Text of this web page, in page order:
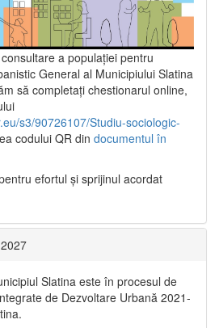
a populaţiei pentru
General al Municipiului Slatina
să completați chestionarul online,
s3/90726107/Studiu-sociologic-
codului QR din documentul în
efortul şi sprijinul acordat
Slatina este în procesul de
de Dezvoltare Urbană 2021‐